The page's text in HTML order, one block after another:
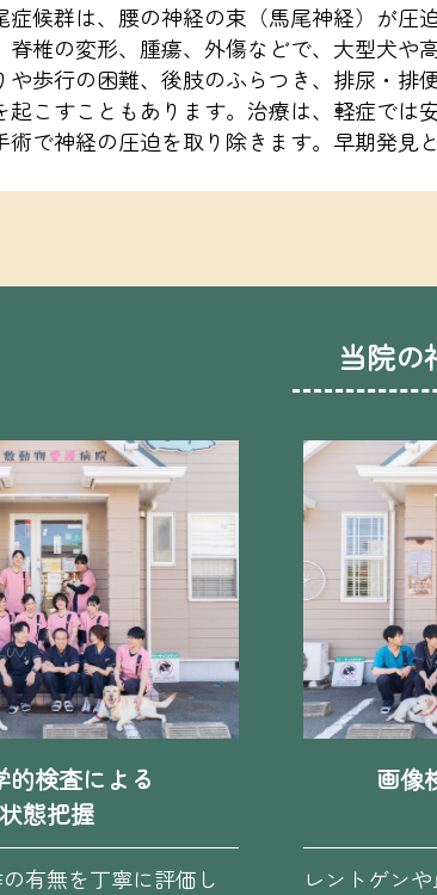
症候群は、腰の神経の束（馬尾神経）が圧
脊椎の変形、腫瘍、外傷などで、大型犬や
や歩行の困難、後肢のふらつき、排尿・排
起こすこともあります。治療は、軽症では
術で神経の圧迫を取り除きます。早期発見
当院の
的検査による
状態把握
有無を丁寧に評価し
画像
レントゲン